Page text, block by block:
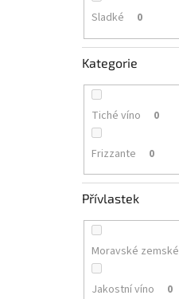
Sladké 0
Kategorie
Tiché víno 0
Frizzante 0
Přívlastek
Moravské zemské
Jakostní víno 0